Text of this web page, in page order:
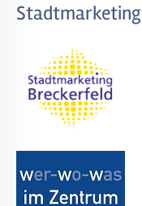
Stadtmarketing